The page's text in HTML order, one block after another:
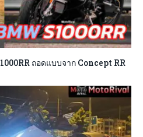
ถอดแบบจาก Concept RR